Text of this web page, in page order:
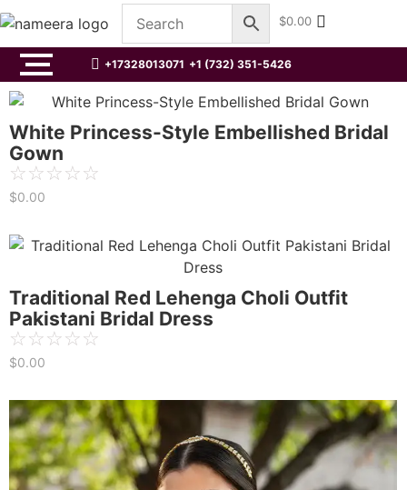
$0.00
+17328013071 +1 (732) 351-5426
White Princess-Style Embellished Bridal
Gown
☆☆☆☆☆
$0.00
Traditional Red Lehenga Choli Outfit
Pakistani Bridal Dress
☆☆☆☆☆
$0.00